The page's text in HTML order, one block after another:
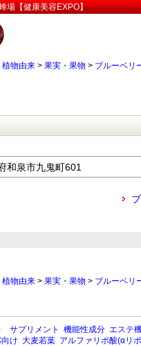
場【健康美容EXPO】
植物由来 > 果実・果物 > ブルーベリ
泉市九鬼町601
植物由来 > 果実・果物 > ブルーベリ
サプリメント 機能性成分 エステ
け 大麦若葉 アルファリポ酸(αリ